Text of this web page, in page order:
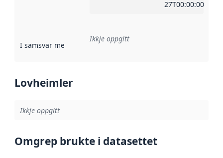
27T00:00:00Z
I samsvar med Referanse til ei implementeringsregel eller
Ikkje oppgitt
Lovheimler
Ikkje oppgitt
Omgrep brukte i datasettet